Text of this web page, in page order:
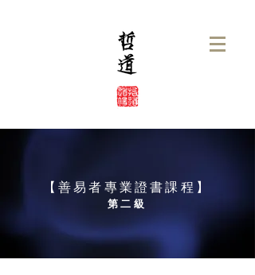
【善易者專業證書課程】
第二級